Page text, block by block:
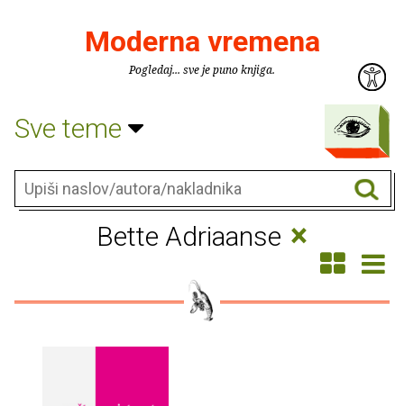
Moderna vremena
Pogledaj... sve je puno knjiga.
Sve teme
Bette Adriaanse ×